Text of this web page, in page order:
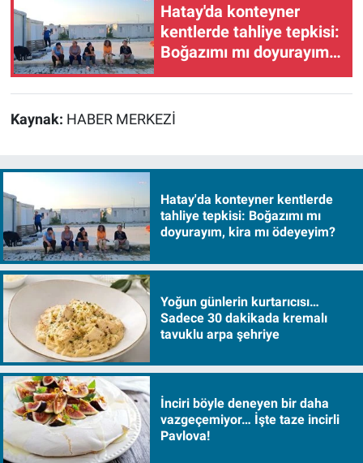
Hatay'da konteyner
kentlerde tahliye tepkisi:
Boğazımı mı doyurayım,
Kaynak: HABER MERKEZİ
Hatay'da konteyner kentlerde
tahliye tepkisi: Boğazımı mı
doyurayım, kira mı ödeyeyim?
Yoğun günlerin kurtarıcısı…
Sadece 30 dakikada kremalı
tavuklu arpa şehriye
İnciri böyle deneyen bir daha
vazgeçemiyor… İşte taze incirli
Pavlova!